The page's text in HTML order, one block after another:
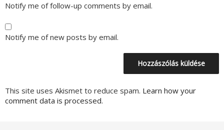
Notify me of follow-up comments by email.
Notify me of new posts by email.
This site uses Akismet to reduce spam. Learn how your
comment data is processed.